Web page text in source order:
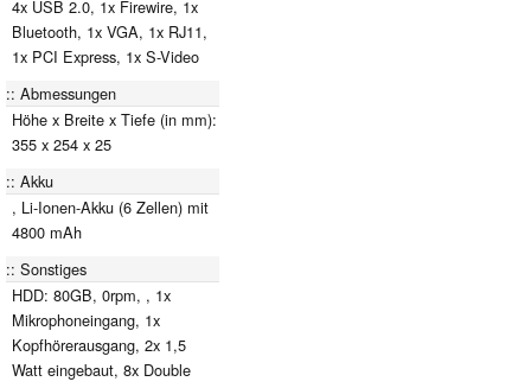
4x USB 2.0, 1x Firewire, 1x
Bluetooth, 1x VGA, 1x RJ11,
1x PCI Express, 1x S-Video
Abmessungen
Höhe x Breite x Tiefe (in mm):
355 x 254 x 25
Akku
, Li-Ionen-Akku (6 Zellen) mit
4800 mAh
Sonstiges
HDD: 80GB, 0rpm, , 1x
Mikrophoneingang, 1x
Kopfhörerausgang, 2x 1,5
Watt eingebaut, 8x Double